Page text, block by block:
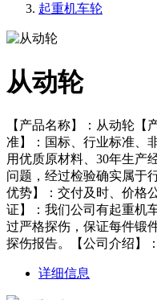
起重机车轮
从动轮
【产品名称】：从动轮【
准】：国标、行业标准、
用优质原材料、30年生产
问题，经过检验确实属于
优势】：交付及时、价格
证】：我们公司有起重机
过严格探伤，保证每件锻
探伤报告。【公司介绍】：
详细信息